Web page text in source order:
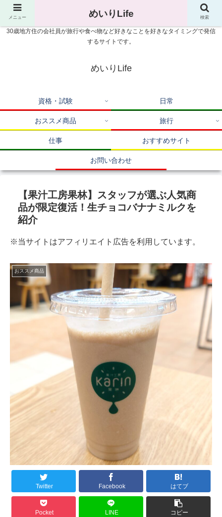
30歳地方住の会社員が旅行や食べ物など好きなことを好きなタイミングで発信
するサイトです。
めいりLife
資格・試験 日常
おススメ商品 旅行
仕事 おすすめサイト
お問い合わせ
【果汁工房果林】スタッフが選ぶ人気商
品が限定復活！生チョコバナナミルクを
紹介
※当サイトはアフィリエイト広告を利用しています。
おススメ商品
Twitter Facebook はてブ
Pocket LINE コピー
メニュー めいりLife 検索